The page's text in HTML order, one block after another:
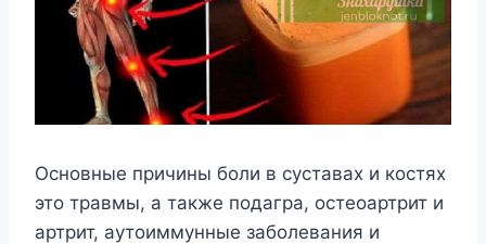
Основные причины боли в суставах и костях
это травмы, а также подагра, остеоартрит и
артрит, аутоиммунные заболевания и